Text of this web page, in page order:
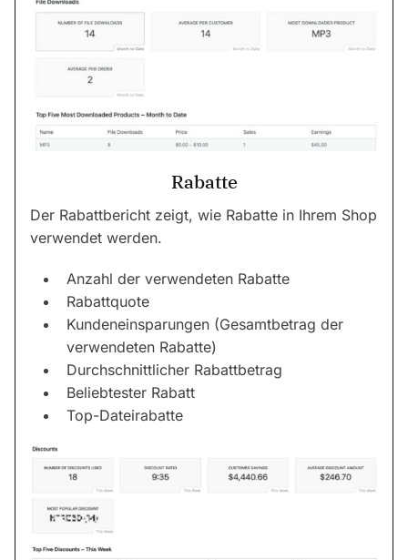
Rabatte
Der Rabattbericht zeigt, wie Rabatte in Ihrem Shop
verwendet werden.
Anzahl der verwendeten Rabatte
Rabattquote
Kundeneinsparungen (Gesamtbetrag der
verwendeten Rabatte)
Durchschnittlicher Rabattbetrag
Beliebtester Rabatt
Top-Dateirabatte